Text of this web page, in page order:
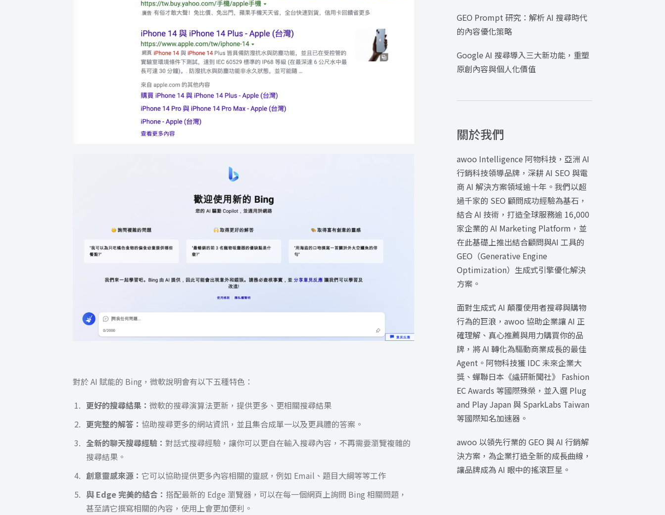
對於 AI 賦能的 Bing，微軟說明會有以下五種特色：
更好的搜尋結果： 微軟的搜尋演算法更新，提供更多、更相關搜尋結果
更完整的解答： 協助搜尋更多的網站資訊，並且集合成單一以及更具體的答案。
全新的聊天搜尋經驗： 對話式搜尋經驗，讓你可以更自在輸入搜尋內容，不再需要瀏覽複雜的
搜尋結果。
創意靈感來源： 它可以協助提供更多內容相關的靈感，例如 Email、題目大綱等等工作
與 Edge 完美的結合： 搭配最新的 Edge 瀏覽器，可以在每一個網頁上詢問 Bing 相關問題，
甚至請它撰寫相關的內容，使用上會更加便利。
GEO Prompt 研究：解析 AI 搜尋時代
的內容優化策略
Google AI 搜尋導入三大新功能，重塑
原創內容與個人化價值
關於我們
awoo Intelligence 阿物科技，亞洲 AI
行銷科技領導品牌，深耕 AI SEO 與電
商 AI 解決方案領域逾十年。我們以超
過千家的 SEO 顧問成功經驗為基石，
結合 AI 技術，打造全球服務逾 16,000
家企業的 AI Marketing Platform，並
在此基礎上推出結合顧問與AI 工具的
GEO（Generative Engine
Optimization）生成式引擎優化解決
方案。
面對生成式 AI 顛覆使用者搜尋與購物
行為的巨浪，awoo 協助企業讓 AI 正
確理解、真心推薦與用力購買你的品
牌，將 AI 轉化為驅動商業成長的最佳
Agent。阿物科技獲 IDC 未來企業大
獎、蟬聯日本《繊研新聞社》 Fashion
EC Awards 等國際殊榮，並入選 Plug
and Play Japan 與 SparkLabs Taiwan
等國際知名加速器。
awoo 以領先行業的 GEO 與 AI 行銷解
決方案，為企業打造全新的成長曲線，
讓品牌成為 AI 眼中的搖滾巨星。